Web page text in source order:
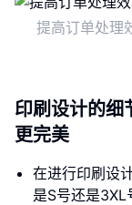
提高订单处理
印刷设计的细
更完美
在进行印刷设
是S号还是